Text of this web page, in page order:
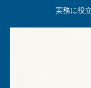
実務に役